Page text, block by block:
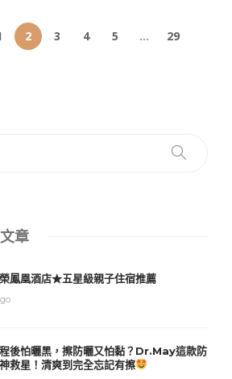
2 3 4 5 ... 29
章
鳳凰酒店★五星級親子住宿推薦
後怕曬黑，擦防曬又怕黏？Dr.May這款防
救星！清爽到完全忘記有擦